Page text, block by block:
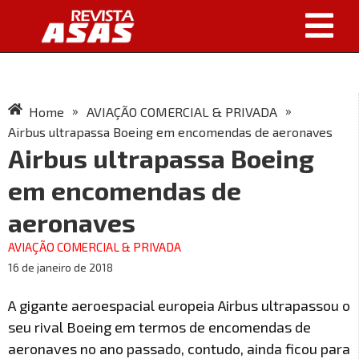
Home » AVIAÇÃO COMERCIAL & PRIVADA »
Airbus ultrapassa Boeing em encomendas de aeronaves
Airbus ultrapassa Boeing
em encomendas de
aeronaves
AVIAÇÃO COMERCIAL & PRIVADA
16 de janeiro de 2018
A gigante aeroespacial europeia Airbus ultrapassou o
seu rival Boeing em termos de encomendas de
aeronaves no ano passado, contudo, ainda ficou para